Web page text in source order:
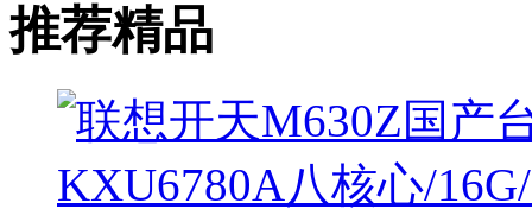
推荐精品